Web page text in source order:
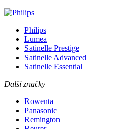
Philips
Lumea
Satinelle Prestige
Satinelle Advanced
Satinelle Essential
Další značky
Rowenta
Panasonic
Remington